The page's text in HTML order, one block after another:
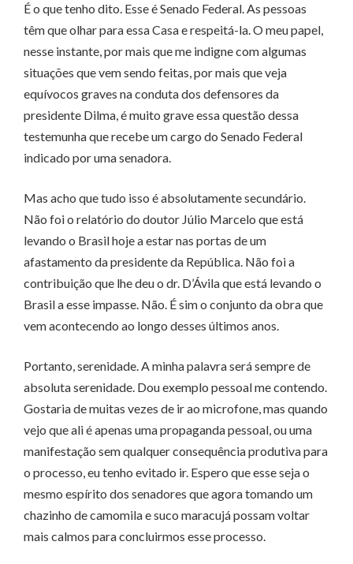
É o que tenho dito. Esse é Senado Federal. As pessoas
têm que olhar para essa Casa e respeitá-la. O meu papel,
nesse instante, por mais que me indigne com algumas
situações que vem sendo feitas, por mais que veja
equívocos graves na conduta dos defensores da
presidente Dilma, é muito grave essa questão dessa
testemunha que recebe um cargo do Senado Federal
indicado por uma senadora.
Mas acho que tudo isso é absolutamente secundário.
Não foi o relatório do doutor Júlio Marcelo que está
levando o Brasil hoje a estar nas portas de um
afastamento da presidente da República. Não foi a
contribuição que lhe deu o dr. D’Ávila que está levando o
Brasil a esse impasse. Não. É sim o conjunto da obra que
vem acontecendo ao longo desses últimos anos.
Portanto, serenidade. A minha palavra será sempre de
absoluta serenidade. Dou exemplo pessoal me contendo.
Gostaria de muitas vezes de ir ao microfone, mas quando
vejo que ali é apenas uma propaganda pessoal, ou uma
manifestação sem qualquer consequência produtiva para
o processo, eu tenho evitado ir. Espero que esse seja o
mesmo espírito dos senadores que agora tomando um
chazinho de camomila e suco maracujá possam voltar
mais calmos para concluirmos esse processo.